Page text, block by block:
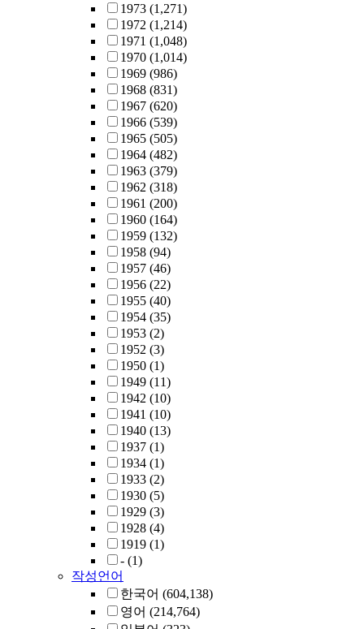
1973 (1,271)
1972 (1,214)
1971 (1,048)
1970 (1,014)
1969 (986)
1968 (831)
1967 (620)
1966 (539)
1965 (505)
1964 (482)
1963 (379)
1962 (318)
1961 (200)
1960 (164)
1959 (132)
1958 (94)
1957 (46)
1956 (22)
1955 (40)
1954 (35)
1953 (2)
1952 (3)
1950 (1)
1949 (11)
1942 (10)
1941 (10)
1940 (13)
1937 (1)
1934 (1)
1933 (2)
1930 (5)
1929 (3)
1928 (4)
1919 (1)
- (1)
작성언어
한국어 (604,138)
영어 (214,764)